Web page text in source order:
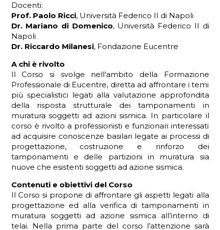
Docenti:
Prof. Paolo Ricci, Università Federico II di Napoli
Dr. Mariano di Domenico, Università Federico II di
Napoli
Dr. Riccardo Milanesi, Fondazione Eucentre
A chi è rivolto
Il Corso si svolge nell’ambito della Formazione
Professionale di Eucentre, diretta ad affrontare i temi
più specialistici legati alla valutazione approfondita
della risposta strutturale dei tamponamenti in
muratura soggetti ad azioni sismica. In particolare il
corso è rivolto a professionisti e funzionari interessati
ad acquisire conoscenze basilari legate ai processi di
progettazione, costruzione e rinforzo dei
tamponamenti e delle partizioni in muratura sia
nuove che esistenti soggetti ad azione sismica.
Contenuti e obiettivi del Corso
Il Corso si propone di affrontare gli aspetti legati alla
progettazione ed alla verifica di tamponamenti in
muratura soggetti ad azione sismica all’interno di
telai. Nella prima parte del corso l’attenzione sarà